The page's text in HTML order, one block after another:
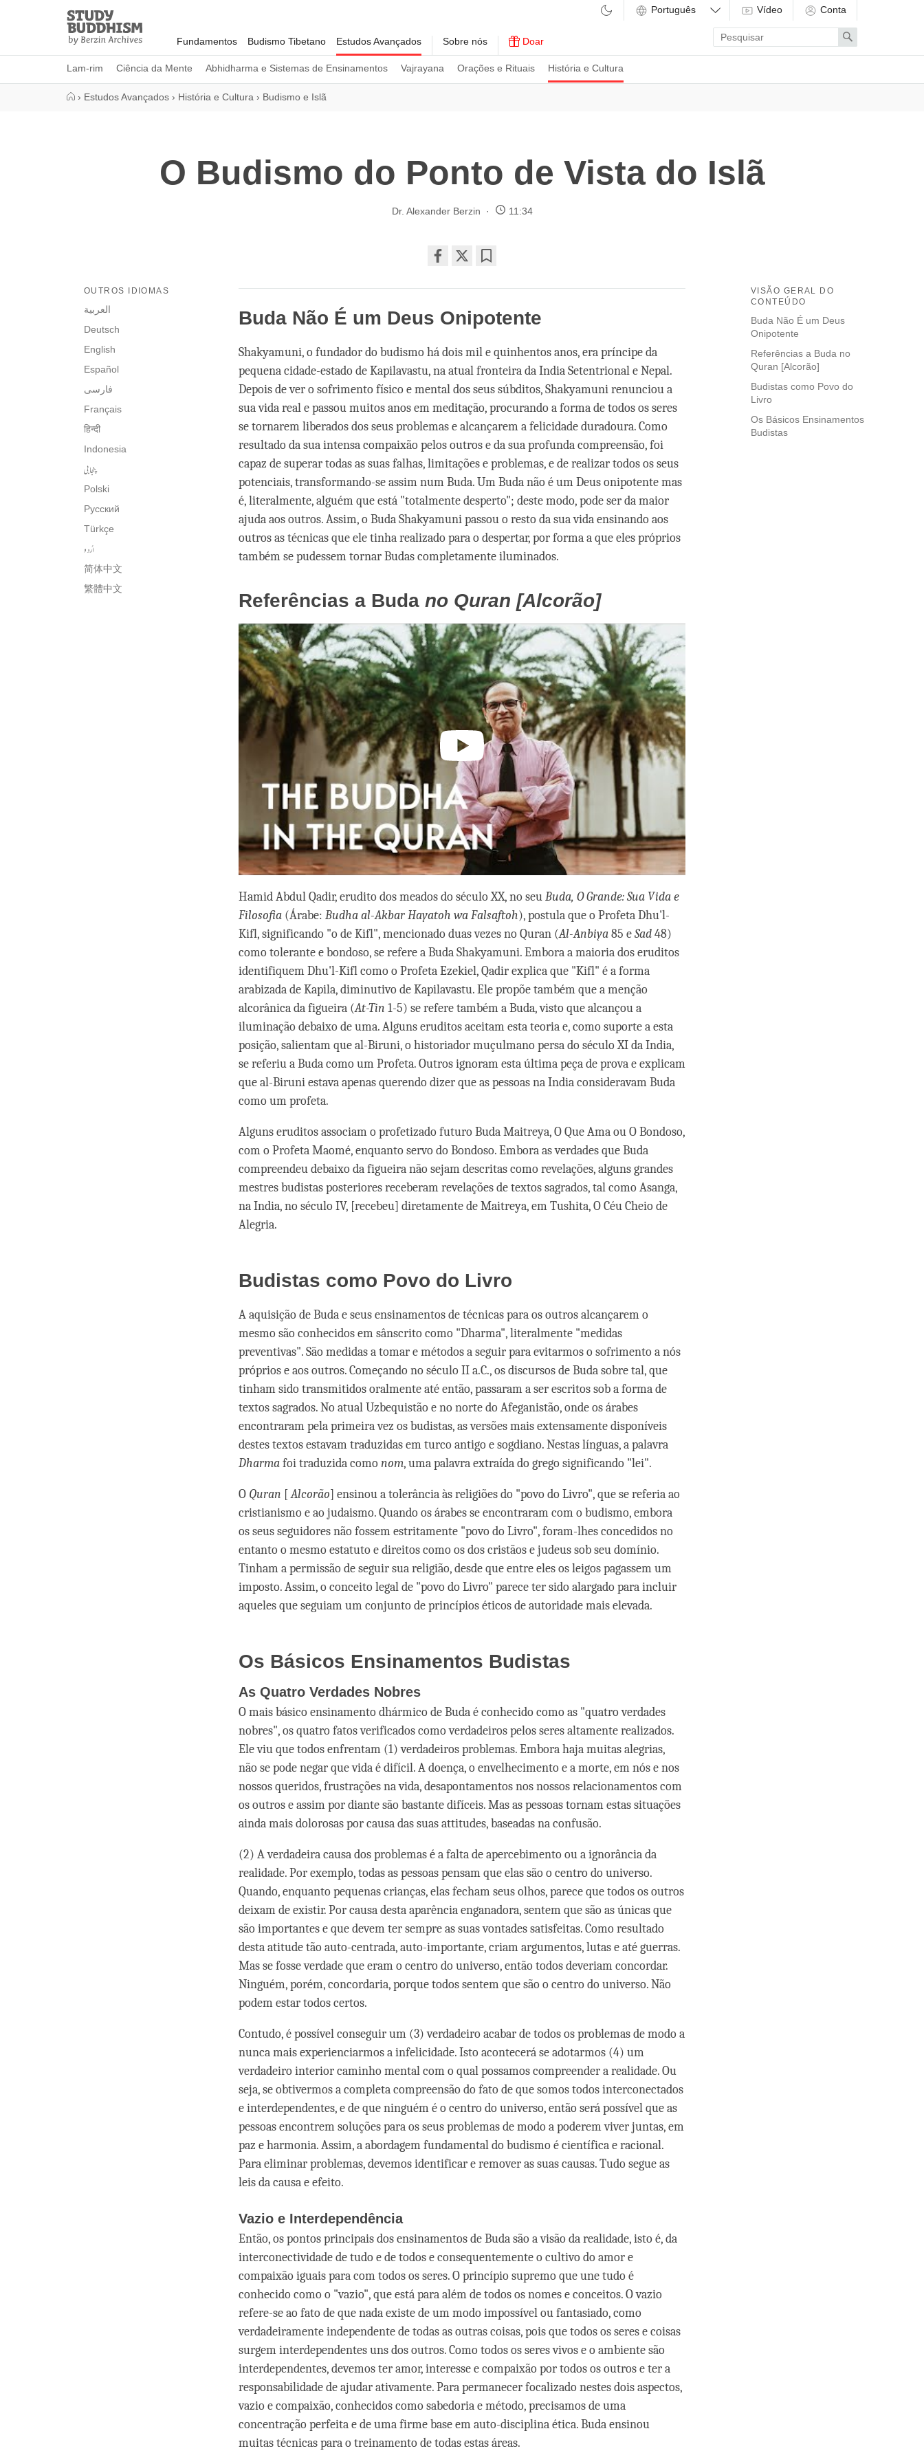
Study
Buddhism
Home
Fundamentos Budismo Tibetano Estudos Avançados
Lam-rim Ciência da Mente Abhidharma e Sistemas de Ensinamentos Vajrayana Orações e Rituais História e Cultura
Sobre nós Doar
Vídeo Conta
Enter
search
term
Search
› Estudos Avançados › História e Cultura › Budismo e Islã
O Budismo do Ponto de Vista do Islã
Dr. Alexander Berzin 11:34
on
facebook
VISÃO GERAL DO
CONTEÚDO
Buda Não É um Deus
Onipotente
Referências a Buda no
Quran [Alcorão]
Budistas como Povo do
Livro
Os Básicos Ensinamentos
Budistas
OUTROS IDIOMAS
العربية
Deutsch
English
Español
فارسی
Français
हिन्दी
Indonesia
پنجابی
Polski
Русский
Türkçe
اُردو
简体中文
繁體中文
Buda Não É um Deus Onipotente
Shakyamuni, o fundador do budismo há dois mil e quinhentos anos, era príncipe da
pequena cidade-estado de Kapilavastu, na atual fronteira da India Setentrional e Nepal.
Depois de ver o sofrimento físico e mental dos seus súbditos, Shakyamuni renunciou a
sua vida real e passou muitos anos em meditação, procurando a forma de todos os seres
se tornarem liberados dos seus problemas e alcançarem a felicidade duradoura. Como
resultado da sua intensa compaixão pelos outros e da sua profunda compreensão, foi
capaz de superar todas as suas falhas, limitações e problemas, e de realizar todos os seus
potenciais, transformando-se assim num Buda. Um Buda não é um Deus onipotente mas
é, literalmente, alguém que está "totalmente desperto"; deste modo, pode ser da maior
ajuda aos outros. Assim, o Buda Shakyamuni passou o resto da sua vida ensinando aos
outros as técnicas que ele tinha realizado para o despertar, por forma a que eles próprios
também se pudessem tornar Budas completamente iluminados.
Referências a Buda no Quran [Alcorão]
Hamid Abdul Qadir, erudito dos meados do século XX, no seuBuda, O Grande: Sua Vida e
Filosofia (Árabe: Budha al-Akbar Hayatoh wa Falsaftoh), postula que o Profeta Dhu'l-
Kifl, significando "o de Kifl", mencionado duas vezes no Quran (Al-Anbiya85 eSad48)
como tolerante e bondoso, se refere a Buda Shakyamuni. Embora a maioria dos eruditos
identifiquem Dhu'l-Kifl como o Profeta Ezekiel, Qadir explica que "Kifl" é a forma
arabizada de Kapila, diminutivo de Kapilavastu. Ele propõe também que a menção
alcorânica da figueira (At-Tin 1-5) se refere também a Buda, visto que alcançou a
iluminação debaixo de uma. Alguns eruditos aceitam esta teoria e, como suporte a esta
posição, salientam que al-Biruni, o historiador muçulmano persa do século XI da India,
se referiu a Buda como um Profeta. Outros ignoram esta última peça de prova e explicam
que al-Biruni estava apenas querendo dizer que as pessoas na India consideravam Buda
como um profeta.
Alguns eruditos associam o profetizado futuro Buda Maitreya, O Que Ama ou O Bondoso,
com o Profeta Maomé, enquanto servo do Bondoso. Embora as verdades que Buda
compreendeu debaixo da figueira não sejam descritas como revelações, alguns grandes
mestres budistas posteriores receberam revelações de textos sagrados, tal como Asanga,
na India, no século IV, [recebeu] diretamente de Maitreya, em Tushita, O Céu Cheio de
Alegria.
Budistas como Povo do Livro
A aquisição de Buda e seus ensinamentos de técnicas para os outros alcançarem o
mesmo são conhecidos em sânscrito como "Dharma", literalmente "medidas
preventivas". São medidas a tomar e métodos a seguir para evitarmos o sofrimento a nós
próprios e aos outros. Começando no século II a.C., os discursos de Buda sobre tal, que
tinham sido transmitidos oralmente até então, passaram a ser escritos sob a forma de
textos sagrados. No atual Uzbequistão e no norte do Afeganistão, onde os árabes
encontraram pela primeira vez os budistas, as versões mais extensamente disponíveis
destes textos estavam traduzidas em turco antigo e sogdiano. Nestas línguas, a palavra
Dharmafoi traduzida comonom, uma palavra extraída do grego significando "lei".
O Quran [Alcorão] ensinou a tolerância às religiões do "povo do Livro", que se referia ao
cristianismo e ao judaismo. Quando os árabes se encontraram com o budismo, embora
os seus seguidores não fossem estritamente "povo do Livro", foram-lhes concedidos no
entanto o mesmo estatuto e direitos como os dos cristãos e judeus sob seu domínio.
Tinham a permissão de seguir sua religião, desde que entre eles os leigos pagassem um
imposto. Assim, o conceito legal de "povo do Livro" parece ter sido alargado para incluir
aqueles que seguiam um conjunto de princípios éticos de autoridade mais elevada.
Os Básicos Ensinamentos Budistas
As Quatro Verdades Nobres
O mais básico ensinamento dhármico de Buda é conhecido como as "quatro verdades
nobres", os quatro fatos verificados como verdadeiros pelos seres altamente realizados.
Ele viu que todos enfrentam (1) verdadeiros problemas. Embora haja muitas alegrias,
não se pode negar que vida é difícil. A doença, o envelhecimento e a morte, em nós e nos
nossos queridos, frustrações na vida, desapontamentos nos nossos relacionamentos com
os outros e assim por diante são bastante difíceis. Mas as pessoas tornam estas situações
ainda mais dolorosas por causa das suas attitudes, baseadas na confusão.
(2) A verdadeira causa dos problemas é a falta de apercebimento ou a ignorância da
realidade. Por exemplo, todas as pessoas pensam que elas são o centro do universo.
Quando, enquanto pequenas crianças, elas fecham seus olhos, parece que todos os outros
deixam de existir. Por causa desta aparência enganadora, sentem que são as únicas que
são importantes e que devem ter sempre as suas vontades satisfeitas. Como resultado
desta atitude tão auto-centrada, auto-importante, criam argumentos, lutas e até guerras.
Mas se fosse verdade que eram o centro do universo, então todos deveriam concordar.
Ninguém, porém, concordaria, porque todos sentem que são o centro do universo. Não
podem estar todos certos.
Contudo, é possível conseguir um (3) verdadeiro acabar de todos os problemas de modo a
nunca mais experienciarmos a infelicidade. Isto acontecerá se adotarmos (4) um
verdadeiro interior caminho mental com o qual possamos compreender a realidade. Ou
seja, se obtivermos a completa compreensão do fato de que somos todos interconectados
e interdependentes, e de que ninguém é o centro do universo, então será possível que as
pessoas encontrem soluções para os seus problemas de modo a poderem viver juntas, em
paz e harmonia. Assim, a abordagem fundamental do budismo é científica e racional.
Para eliminar problemas, devemos identificar e remover as suas causas. Tudo segue as
leis da causa e efeito.
Vazio e Interdependência
Então, os pontos principais dos ensinamentos de Buda são a visão da realidade, isto é, da
interconectividade de tudo e de todos e consequentemente o cultivo do amor e
compaixão iguais para com todos os seres. O princípio supremo que une tudo é
conhecido como o "vazio", que está para além de todos os nomes e conceitos. O vazio
refere-se ao fato de que nada existe de um modo impossível ou fantasiado, como
verdadeiramente independente de todas as outras coisas, pois que todos os seres e coisas
surgem interdependentes uns dos outros. Como todos os seres vivos e o ambiente são
interdependentes, devemos ter amor, interesse e compaixão por todos os outros e ter a
responsabilidade de ajudar ativamente. Para permanecer focalizado nestes dois aspectos,
vazio e compaixão, conhecidos como sabedoria e método, precisamos de uma
concentração perfeita e de uma firme base em auto-disciplina ética. Buda ensinou
muitas técnicas para o treinamento de todas estas áreas.